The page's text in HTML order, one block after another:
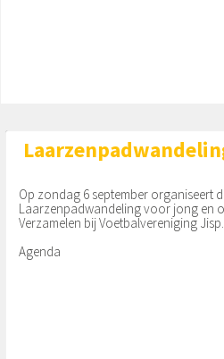
Op zondag 6 september organiseert
Laarzenpadwandeling voor jong en
Verzamelen bij Voetbalvereniging Jisp.
Agenda